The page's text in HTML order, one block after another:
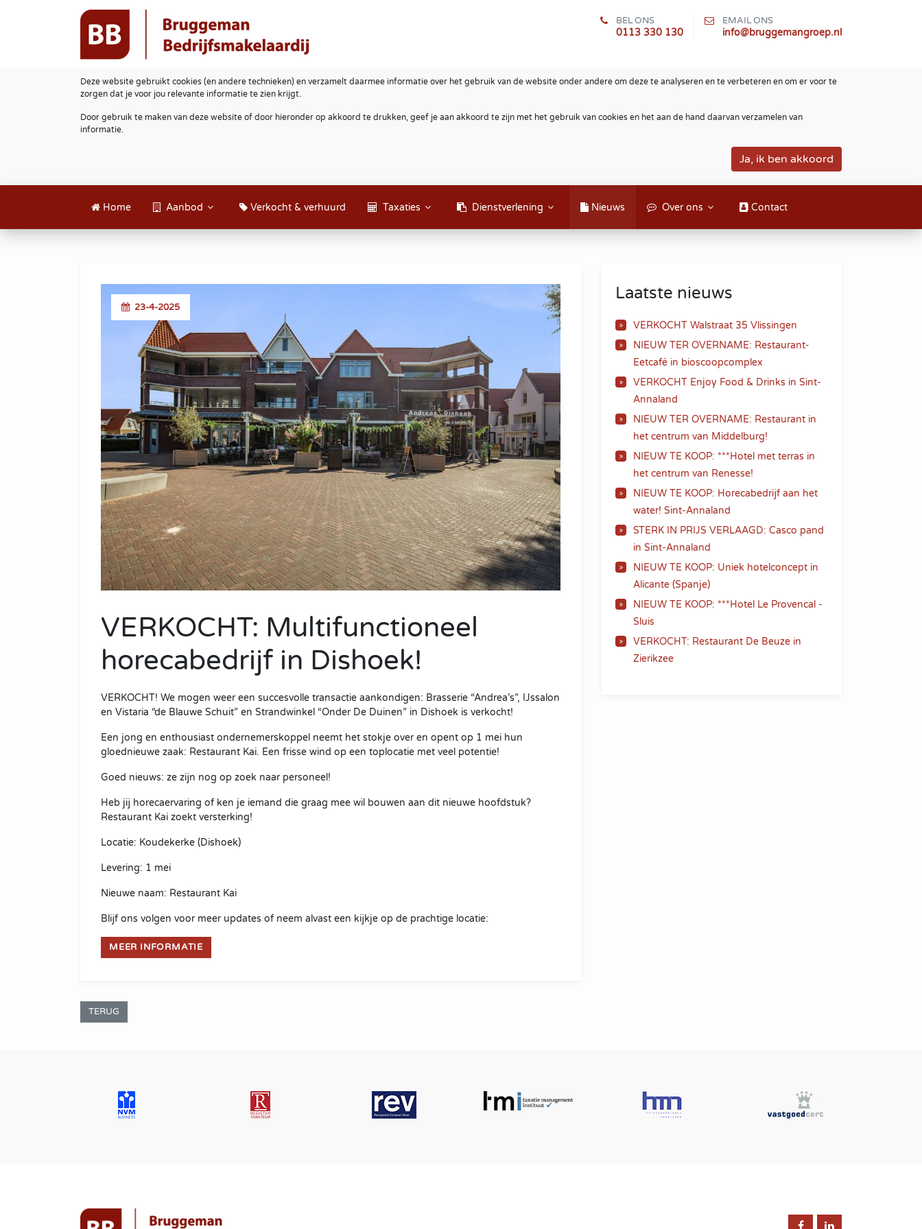
BEL ONS
0113 330 130
EMAIL ONS
info@bruggemangroep.nl
Deze website gebruikt cookies (en andere technieken) en verzamelt daarmee informatie over het gebruik van de website onder andere om deze te analyseren en te verbeteren en om er voor te
zorgen dat je voor jou relevante informatie te zien krijgt.
Door gebruik te maken van deze website of door hieronder op akkoord te drukken, geef je aan akkoord te zijn met het gebruik van cookies en het aan de hand daarvan verzamelen van
informatie.
Home Aanbod Verkocht & verhuurd Taxaties Dienstverlening Nieuws Over ons Contact
23-4-2025
VERKOCHT: Multifunctioneel
horecabedrijf in Dishoek!
VERKOCHT! We mogen weer een succesvolle transactie aankondigen: Brasserie “Andrea’s”, IJssalon
en Vistaria “de Blauwe Schuit” en Strandwinkel “Onder De Duinen” in Dishoek is verkocht!
Een jong en enthousiast ondernemerskoppel neemt het stokje over en opent op 1 mei hun
gloednieuwe zaak: Restaurant Kai. Een frisse wind op een toplocatie met veel potentie!
Goed nieuws: ze zijn nog op zoek naar personeel!
Heb jij horecaervaring of ken je iemand die graag mee wil bouwen aan dit nieuwe hoofdstuk?
Restaurant Kai zoekt versterking!
Locatie: Koudekerke (Dishoek)
Levering: 1 mei
Nieuwe naam: Restaurant Kai
Blijf ons volgen voor meer updates of neem alvast een kijkje op de prachtige locatie:
MEER INFORMATIE
TERUG
Laatste nieuws
VERKOCHT Walstraat 35 Vlissingen
NIEUW TER OVERNAME: Restaurant-
Eetcafé in bioscoopcomplex
VERKOCHT Enjoy Food & Drinks in Sint-
Annaland
NIEUW TER OVERNAME: Restaurant in
het centrum van Middelburg!
NIEUW TE KOOP: ***Hotel met terras in
het centrum van Renesse!
NIEUW TE KOOP: Horecabedrijf aan het
water! Sint-Annaland
STERK IN PRIJS VERLAAGD: Casco pand
in Sint-Annaland
NIEUW TE KOOP: Uniek hotelconcept in
Alicante (Spanje)
NIEUW TE KOOP: ***Hotel Le Provencal -
Sluis
VERKOCHT: Restaurant De Beuze in
Zierikzee